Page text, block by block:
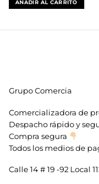
era:
$85,900.
es:
$55,900.
AÑADIR AL CARRITO
Grupo Comercia
Comercializadora de
Despacho rápido y
Compra segura
Todos los medios de
Calle 14 # 19 -92 Local